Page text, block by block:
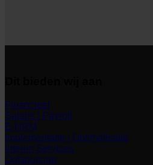
Financieel
Salaris | Payroll
E-HRM
Implementatie | Optimalisatie
Interim Services
Outsourcing